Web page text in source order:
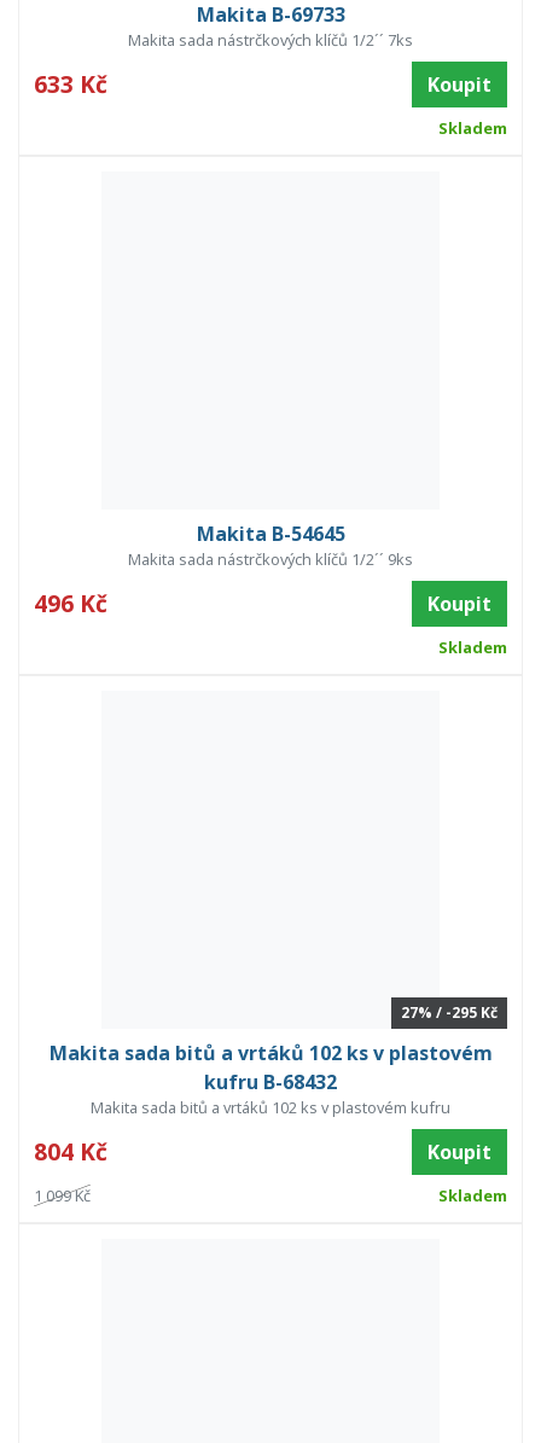
Makita B-69733
Makita sada nástrčkových klíčů 1/2´´ 7ks
633 Kč Koupit
Skladem
Makita B-54645
Makita sada nástrčkových klíčů 1/2´´ 9ks
496 Kč Koupit
Skladem
27% / -295 Kč
Makita sada bitů a vrtáků 102 ks v plastovém
kufru B-68432
Makita sada bitů a vrtáků 102 ks v plastovém kufru
804 Kč Koupit
1 099 Kč Skladem